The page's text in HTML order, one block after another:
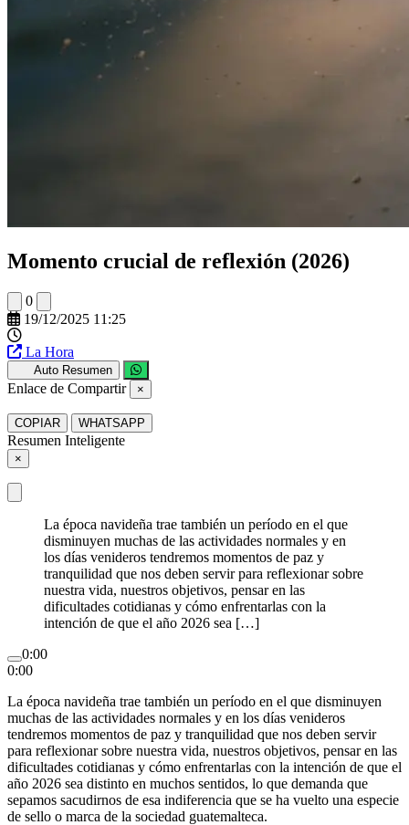
Momento crucial de reflexión (2026)
0
19/12/2025 11:25
La Hora
Auto Resumen
Enlace de Compartir ×
COPIAR WHATSAPP
Resumen Inteligente
×
La época navideña trae también un período en el que
disminuyen muchas de las actividades normales y en
los días venideros tendremos momentos de paz y
tranquilidad que nos deben servir para reflexionar sobre
nuestra vida, nuestros objetivos, pensar en las
dificultades cotidianas y cómo enfrentarlas con la
intención de que el año 2026 sea […]
0:00
0:00
La época navideña trae también un período en el que disminuyen
muchas de las actividades normales y en los días venideros
tendremos momentos de paz y tranquilidad que nos deben servir
para reflexionar sobre nuestra vida, nuestros objetivos, pensar en las
dificultades cotidianas y cómo enfrentarlas con la intención de que el
año 2026 sea distinto en muchos sentidos, lo que demanda que
sepamos sacudirnos de esa indiferencia que se ha vuelto una especie
de sello o marca de la sociedad guatemalteca.